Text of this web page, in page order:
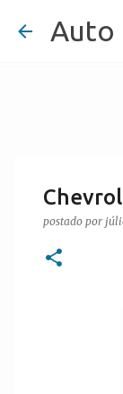
Auto
postado por